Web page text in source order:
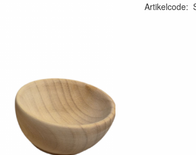
Artikelcode: